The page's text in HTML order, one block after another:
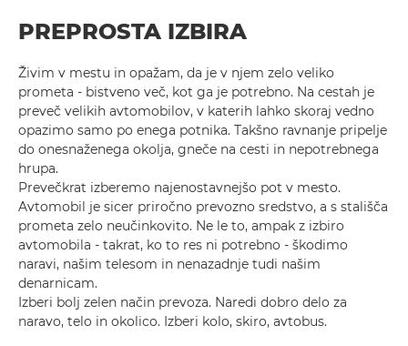
PREPROSTA IZBIRA
Živim v mestu in opažam, da je v njem zelo veliko
prometa - bistveno več, kot ga je potrebno. Na cestah je
preveč velikih avtomobilov, v katerih lahko skoraj vedno
opazimo samo po enega potnika. Takšno ravnanje pripelje
do onesnaženega okolja, gneče na cesti in nepotrebnega
hrupa.
Prevečkrat izberemo najenostavnejšo pot v mesto.
Avtomobil je sicer priročno prevozno sredstvo, a s stališča
prometa zelo neučinkovito. Ne le to, ampak z izbiro
avtomobila - takrat, ko to res ni potrebno - škodimo
naravi, našim telesom in nenazadnje tudi našim
denarnicam.
Izberi bolj zelen način prevoza. Naredi dobro delo za
naravo, telo in okolico. Izberi kolo, skiro, avtobus.